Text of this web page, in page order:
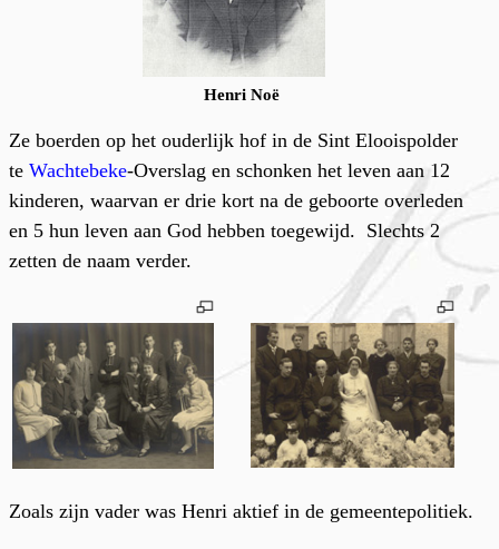
Henri Noë
Ze boerden op het ouderlijk hof in de Sint Elooispolder
te Wachtebeke-Overslag en schonken het leven aan 12
kinderen, waarvan er drie kort na de geboorte overleden
en 5 hun leven aan God hebben toegewijd. Slechts 2
zetten de naam verder.
Zoals zijn vader was Henri aktief in de gemeentepolitiek.